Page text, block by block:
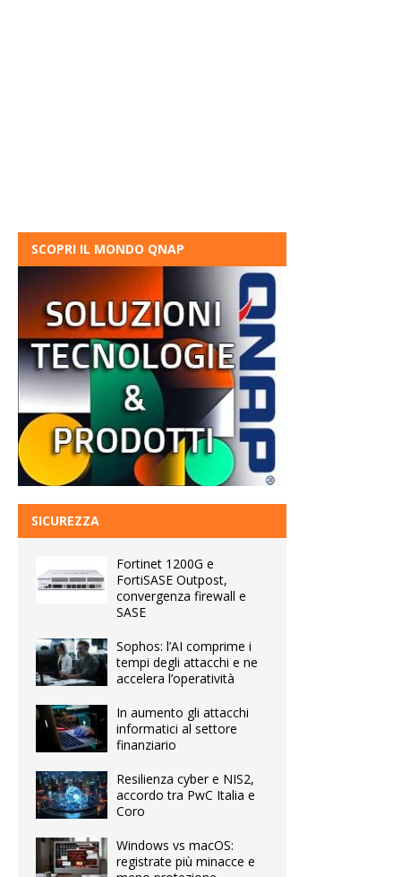
SCOPRI IL MONDO QNAP
SICUREZZA
Fortinet 1200G e
FortiSASE Outpost,
convergenza firewall e
SASE
Sophos: l’AI comprime i
tempi degli attacchi e ne
accelera l’operatività
In aumento gli attacchi
informatici al settore
finanziario
Resilienza cyber e NIS2,
accordo tra PwC Italia e
Coro
Windows vs macOS:
registrate più minacce e